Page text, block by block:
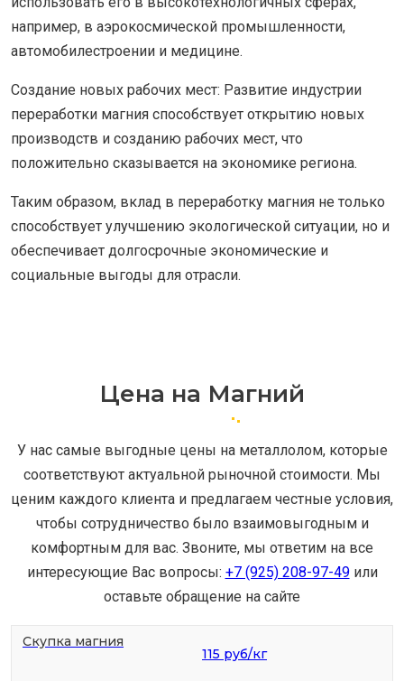
например, в аэрокосмической промышленности,
автомобилестроении и медицине.
Создание новых рабочих мест: Развитие индустрии
переработки магния способствует открытию новых
производств и созданию рабочих мест, что
положительно сказывается на экономике региона.
Таким образом, вклад в переработку магния не только
способствует улучшению экологической ситуации, но и
обеспечивает долгосрочные экономические и
социальные выгоды для отрасли.
Цена на Магний
У нас самые выгодные цены на металлолом, которые
соответствуют актуальной рыночной стоимости. Мы
ценим каждого клиента и предлагаем честные условия,
чтобы сотрудничество было взаимовыгодным и
комфортным для вас. Звоните, мы ответим на все
интересующие Вас вопросы: +7 (925) 208-97-49или
оставьте обращение на сайте
Скупка магния
115 руб/кг